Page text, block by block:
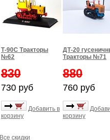
Т-90С Тракторы
№62
830
730 руб
Добавить в
корзину
ДТ-20
Тракторы №71
880
760 руб
корзину
Все скидки